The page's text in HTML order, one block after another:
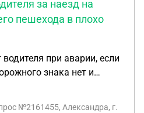
за наезд на
пешехода в плохо
при аварии, если
знака нет и
перебегал дорогу
№2161455, Александра, г.